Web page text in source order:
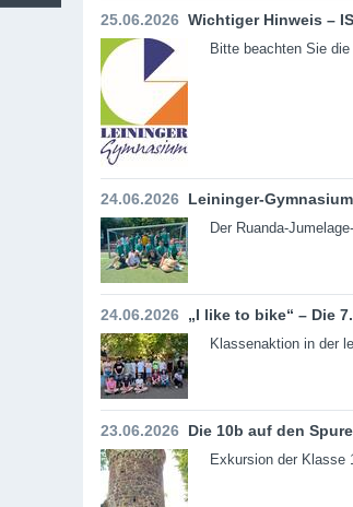
25.06.2026 Wichtiger Hinweis –
Bitte beachten Sie
24.06.2026 Leininger-
Der Ruanda-
24.06.2026 „I like to bike“ – Die
Klassenaktion in der
23.06.2026 Die 10b auf den
Exkursion der Klasse